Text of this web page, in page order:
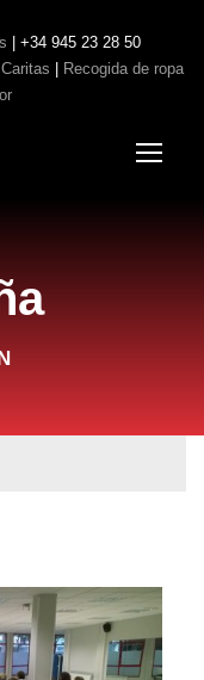
| +34 945 23 28 50
Recogida de ropa